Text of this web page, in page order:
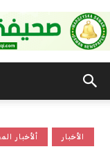
ألأخبار الأخبار